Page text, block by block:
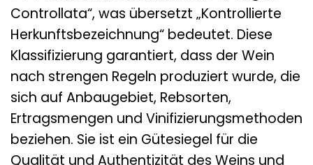
Controllata“, was übersetzt „Kontrollierte
Herkunftsbezeichnung“ bedeutet. Diese
Klassifizierung garantiert, dass der Wein
nach strengen Regeln produziert wurde, die
sich auf Anbaugebiet, Rebsorten,
Ertragsmengen und Vinifizierungsmethoden
beziehen. Sie ist ein Gütesiegel für die
Qualität und Authentizität des Weins und